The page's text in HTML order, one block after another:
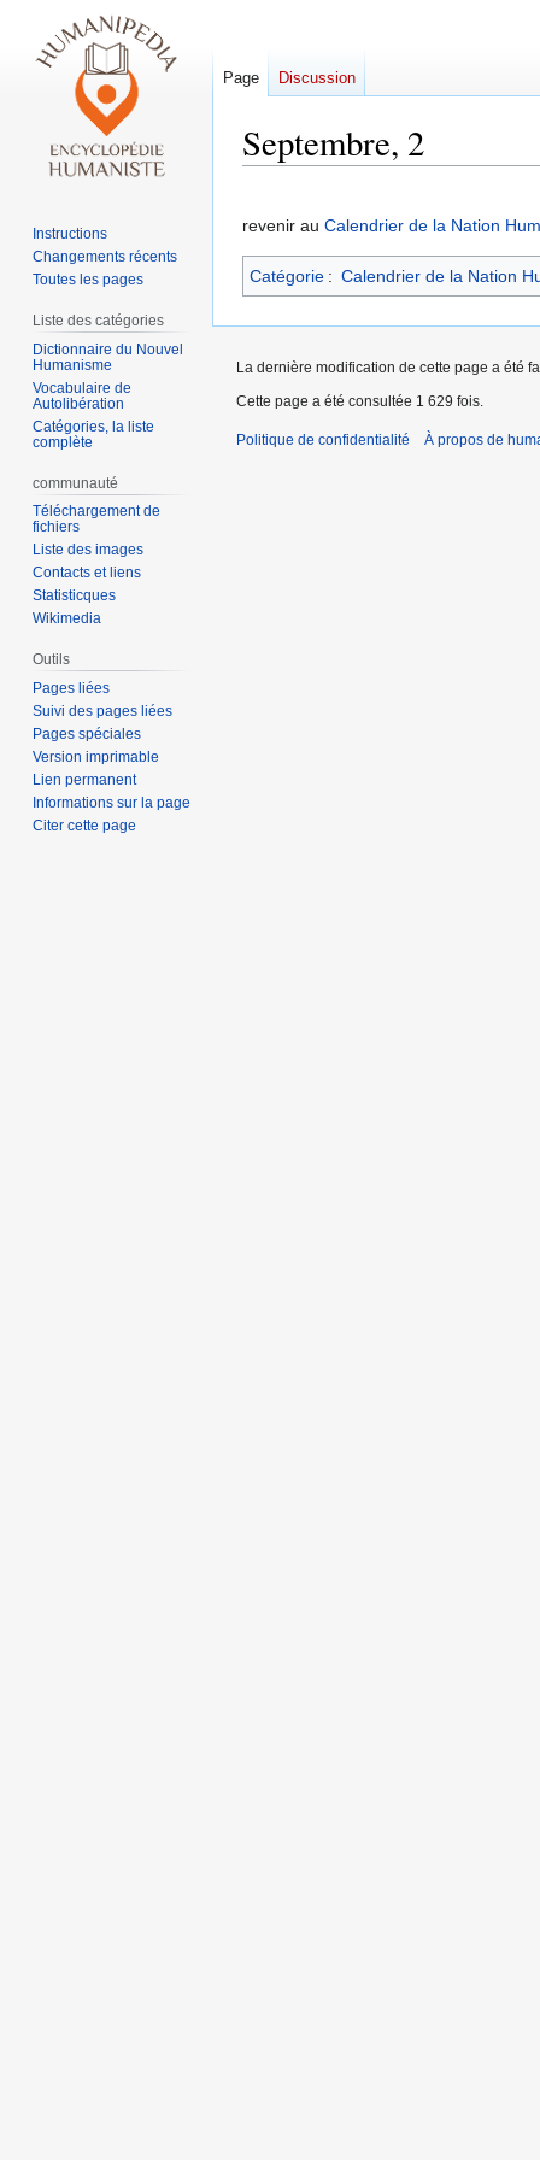
Septembre, 2
à
la
navigation
à
la
recherche
revenir au Calendrier de la Nation
Catégorie : Calendrier de la Nation
Page Discussion
Instructions
Changements récents
Toutes les pages
Liste des catégories
Dictionnaire du Nouvel
Humanisme
Vocabulaire de
Autolibération
Catégories, la liste
complète
communauté
Téléchargement de
fichiers
Liste des images
Contacts et liens
Statisticques
Wikimedia
Outils
Pages liées
Suivi des pages liées
Pages spéciales
Version imprimable
Lien permanent
Informations sur la page
Citer cette page
La dernière modification de cette page a été
Cette page a été consultée 1 629 fois.
Politique de confidentialité À propos de